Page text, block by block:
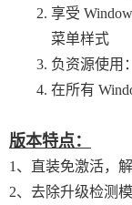
享受
菜单样式
负资源使用
在所有
版本特点：
1、直装免激活，
2、去除升级检测